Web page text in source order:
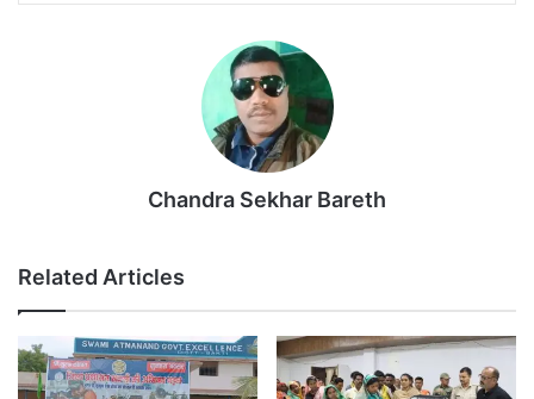
Chandra Sekhar Bareth
Related Articles